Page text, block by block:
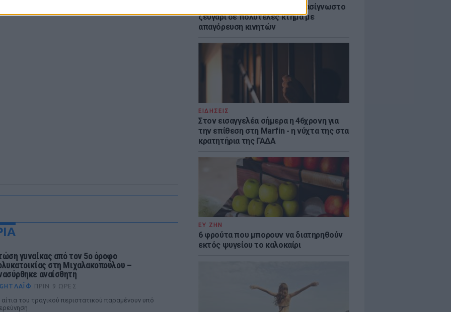
Μυστική γαμήλια γιορτή για πασίγνωστο
ζευγάρι σε πολυτελές κτήμα με
απαγόρευση κινητών
ΕΙΔΗΣΕΙΣ
Στον εισαγγελέα σήμερα η 46χρονη για
την επίθεση στη Marfin - η νύχτα της στα
κρατητήρια της ΓΑΔΑ
ΕΥ ΖΗΝ
6 φρούτα που μπορουν να διατηρηθούν
εκτός ψυγείου το καλοκαίρι
γυναίκας από τον 5ο όροφο
στη Μιχαλακοπούλου –
αναίσθητη
ΠΡΙΝ 9 ΏΡΕΣ
αίτια του τραγικού περιστατικού παραμένουν υπό